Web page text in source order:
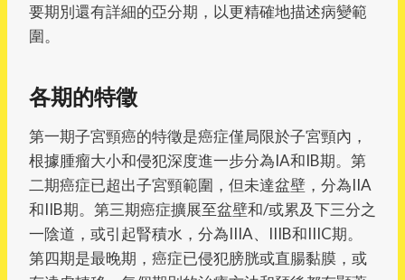
要期別還有詳細的亞分期，以更精確地描述病變範
圍。
各期的特徵
第一期子宮頸癌的特徵是癌症僅局限於子宮頸內，
根據腫瘤大小和侵犯深度進一步分為IA和IB期。第
二期癌症已超出子宮頸範圍，但未達盆壁，分為IIA
和IIB期。第三期癌症擴展至盆壁和/或累及下三分之
一陰道，或引起腎積水，分為IIIA、IIIB和IIIC期。
第四期是最晚期，癌症已侵犯膀胱或直腸黏膜，或